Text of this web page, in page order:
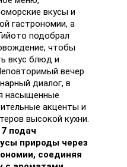
вкусы и
гастрономии, а
подобрал
чтобы
вкус блюд и
вечер
диалог, в
насыщенные
акценты и
высокой кухни.
подач
природы через
соединяя